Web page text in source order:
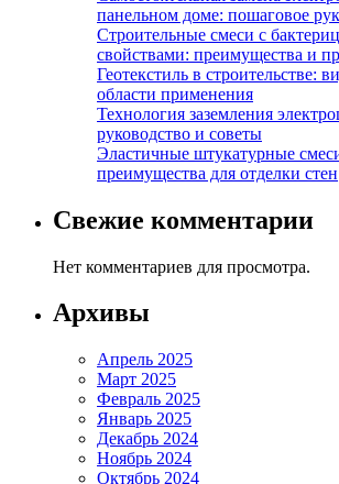
панельном доме: пошаговое
Строительные смеси с
свойствами: преимущества и
Геотекстиль в строительстве:
области применения
Технология заземления
руководство и советы
Эластичные штукатурные
преимущества для отделки стен
Свежие комментарии
Нет комментариев для просмотра.
Архивы
Апрель 2025
Март 2025
Февраль 2025
Январь 2025
Декабрь 2024
Ноябрь 2024
Октябрь 2024